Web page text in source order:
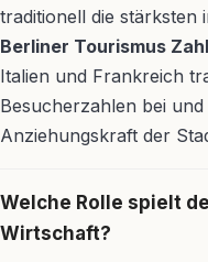
traditionell die stärksten
Berliner Tourismus
Italien und Frankreich
Besucherzahlen bei
Anziehungskraft der
Welche Rolle spielt
Wirtschaft?